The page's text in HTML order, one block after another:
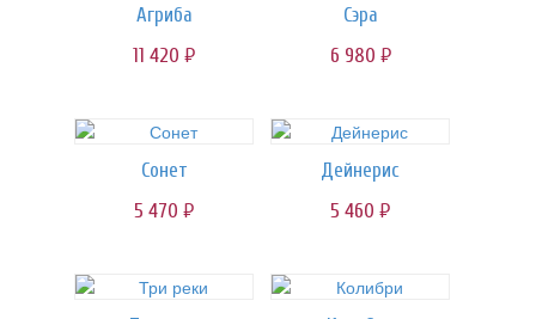
Агриба
11 420 руб.
Сэра
6 980 руб.
Сонет
5 470 руб.
Дейнерис
5 460 руб.